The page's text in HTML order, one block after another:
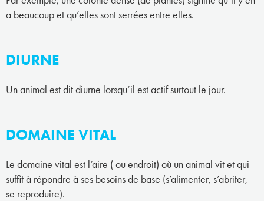
a beaucoup et qu’elles sont serrées entre elles.
DIURNE
Un animal est dit diurne lorsqu’il est actif surtout le jour.
DOMAINE VITAL
Le domaine vital est l’aire ( ou endroit) où un animal vit et qui
suffit à répondre à ses besoins de base (s’alimenter, s’abriter,
se reproduire).